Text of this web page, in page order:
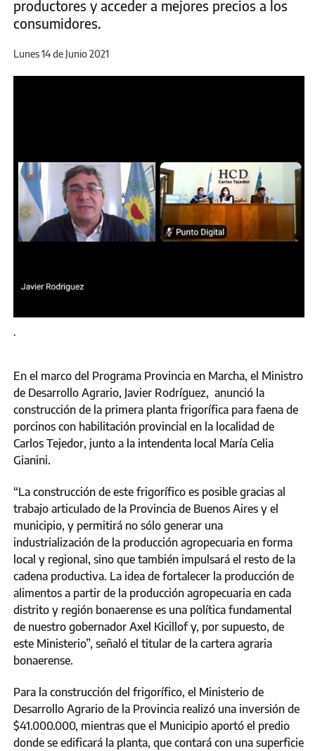
productores y acceder a mejores precios a los
consumidores.
Lunes 14 de Junio 2021
.
En el marco del Programa Provincia en Marcha, el Ministro
de Desarrollo Agrario, Javier Rodríguez, anunció la
construcción de la primera planta frigorífica para faena de
porcinos con habilitación provincial en la localidad de
Carlos Tejedor, junto a la intendenta local María Celia
Gianini.
“La construcción de este frigorífico es posible gracias al
trabajo articulado de la Provincia de Buenos Aires y el
municipio, y permitirá no sólo generar una
industrialización de la producción agropecuaria en forma
local y regional, sino que también impulsará el resto de la
cadena productiva. La idea de fortalecer la producción de
alimentos a partir de la producción agropecuaria en cada
distrito y región bonaerense es una política fundamental
de nuestro gobernador Axel Kicillof y, por supuesto, de
este Ministerio”, señaló el titular de la cartera agraria
bonaerense.
Para la construcción del frigorífico, el Ministerio de
Desarrollo Agrario de la Provincia realizó una inversión de
$41.000.000, mientras que el Municipio aportó el predio
donde se edificará la planta, que contará con una superficie